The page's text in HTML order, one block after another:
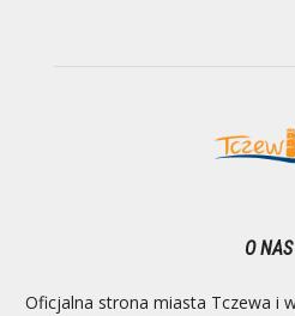
O NAS
Oficjalna strona miasta Tczewa i